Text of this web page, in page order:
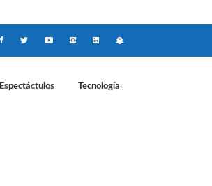
Espectáctulos Tecnología